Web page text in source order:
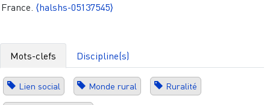
France. ⟨halshs-05137545⟩
Mots-clefs Discipline(s)
Lien social Monde rural Ruralité